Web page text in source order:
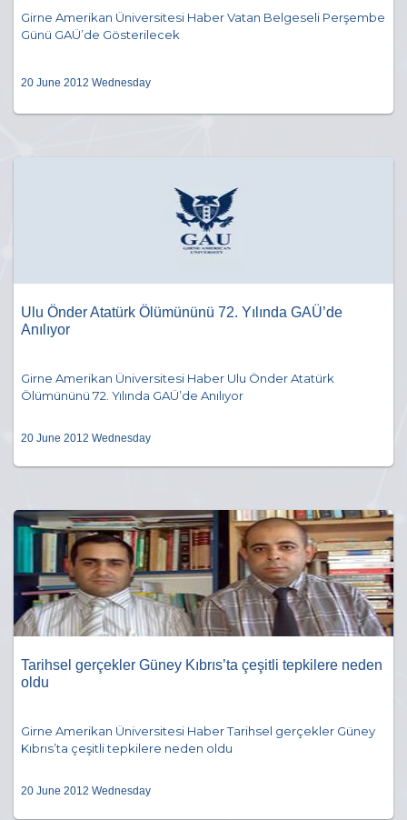
Girne Amerikan Üniversitesi Haber Vatan Belgeseli Perşembe
Günü GAÜ’de Gösterilecek
20 June 2012 Wednesday
Ulu Önder Atatürk Ölümününü 72. Yılında GAÜ’de
Anılıyor
Girne Amerikan Üniversitesi Haber Ulu Önder Atatürk
Ölümününü 72. Yılında GAÜ’de Anılıyor
20 June 2012 Wednesday
Tarihsel gerçekler Güney Kıbrıs’ta çeşitli tepkilere neden
oldu
Girne Amerikan Üniversitesi Haber Tarihsel gerçekler Güney
Kıbrıs’ta çeşitli tepkilere neden oldu
20 June 2012 Wednesday